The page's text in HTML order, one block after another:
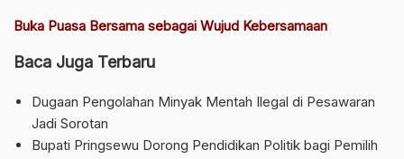
Buka Puasa Bersama sebagai Wujud Kebersamaan
Baca Juga Terbaru
Dugaan Pengolahan Minyak Mentah Ilegal di Pesawaran
Jadi Sorotan
Bupati Pringsewu Dorong Pendidikan Politik bagi Pemilih